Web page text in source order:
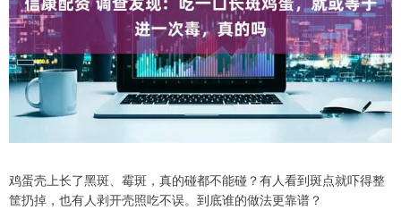
鸡蛋壳上长了黑斑、霉斑，真的碰都不能碰？有人看到斑点就吓得整
筐扔掉，也有人剥开壳照吃不误。到底谁的做法更靠谱？